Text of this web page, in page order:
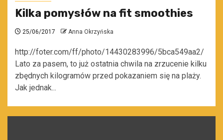
Kilka pomysłów na fit smoothies
25/06/2017 Anna Okrzyńska
http://foter.com/ff/photo/14430283996/5bca549aa2/
Lato za pasem, to już ostatnia chwila na zrzucenie kilku
zbędnych kilogramów przed pokazaniem się na plaży.
Jak jednak...